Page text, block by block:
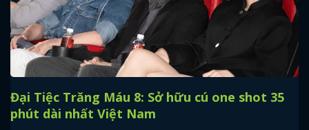
FACEBOOK GOOGLE
Đại Tiệc Trăng Máu 8: Sở hữu cú one shot 35
phút dài nhất Việt Nam